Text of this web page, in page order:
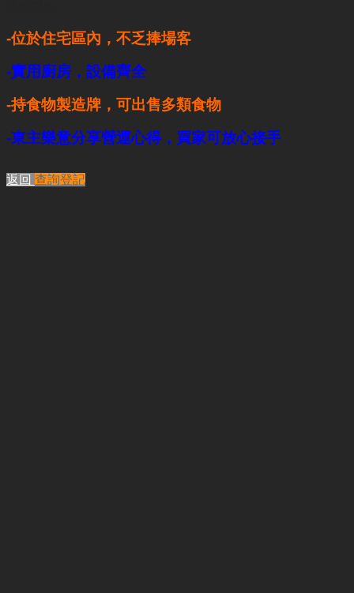
-位於住宅區內，不乏捧場客
-實用廚房，設備齊全
-持食物製造牌，可出售多類食物
-東主樂意分享營運心得，買家可放心接手
返回 查詢登記